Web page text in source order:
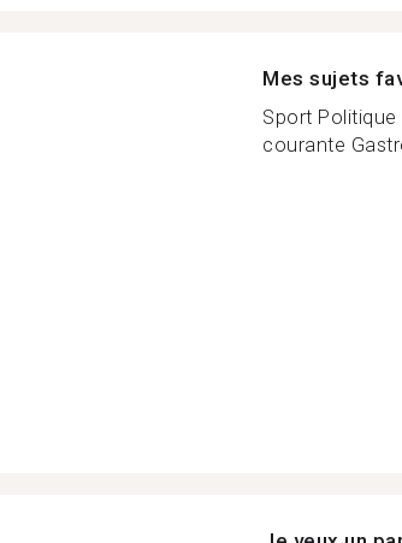
Mes sujets
Sport
courante